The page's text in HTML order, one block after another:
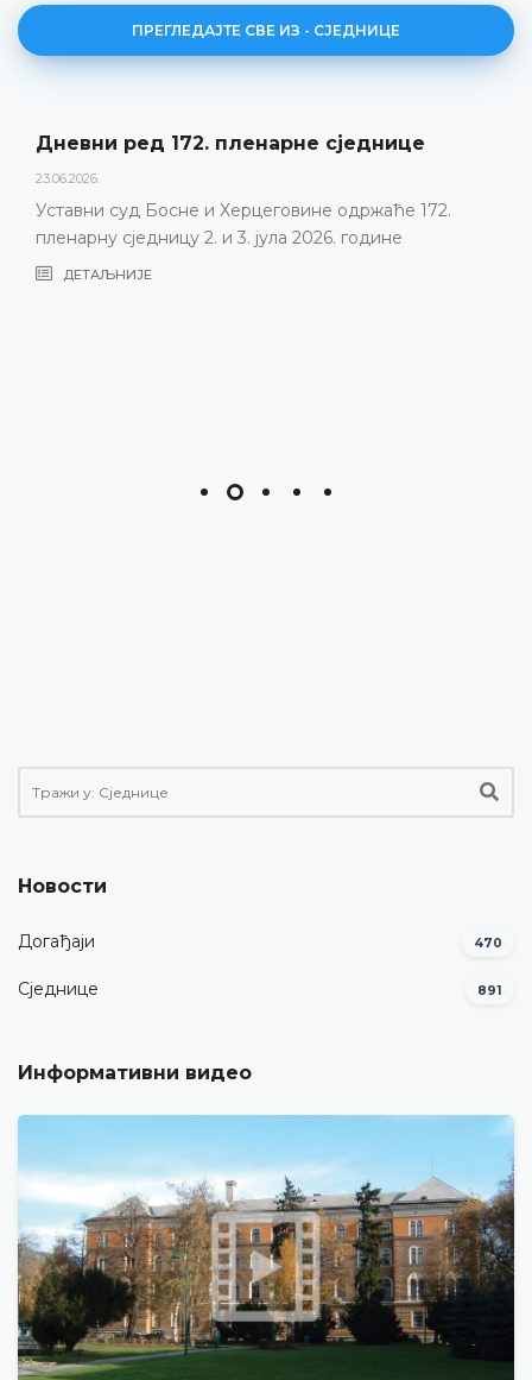
ПРЕГЛЕДАЈТЕ СВЕ ИЗ - СЈЕДНИЦЕ
Дневни ред 172. пленарне сједнице
23.06.2026.
Уставни суд Босне и Херцеговине одржаће 172.
пленарну сједницу 2. и 3. јула 2026. године
ДЕТАЉНИЈЕ
Новости
Догађаји 470
Сједнице 891
Информативни видео